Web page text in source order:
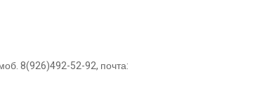
8(926)492-52-92, почта: